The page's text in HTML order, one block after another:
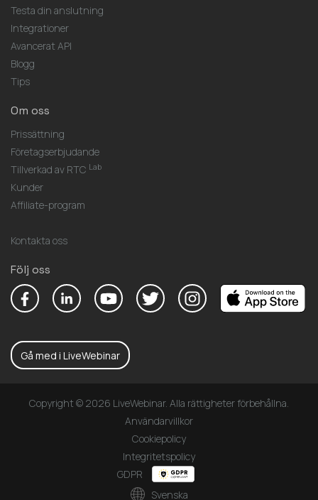
Testa din anslutning
Integrationer
Avancerat API
Blogg
Tips
Om oss
Prissättning
Företagserbjudande
Tillverkad av RTC Lab
Kunder
Affiliate-program
Kontakta oss
Följ oss
Gå med i LiveWebinar
Copyright © 2026 LiveWebinar. Alla rättigheter förbehållna.
Användarvillkor
Cookiepolicy
Integritetspolicy
GDPR
Svenska